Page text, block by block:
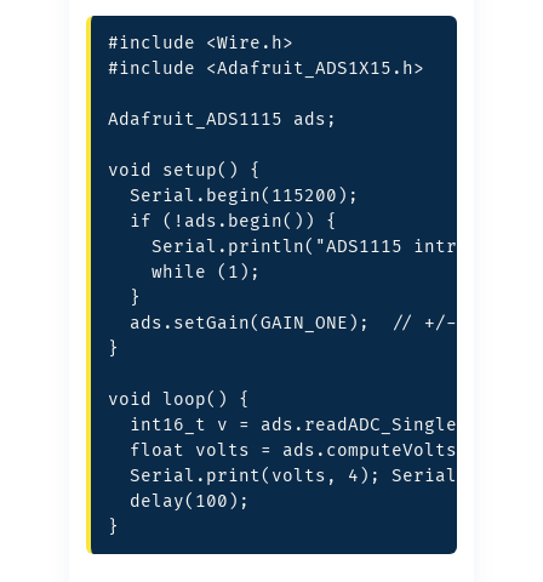
#include <Wire.h>
#include <Adafruit_ADS1X15.h>
Adafruit_ADS1115 ads;
void setup() {
  Serial.begin(115200);
  if (!ads.begin()) {
Serial.println("ADS1115
    while (1);
  }
ads.setGain(GAIN_ONE);  // +/-4.096V,
}
void loop() {
int16_t v =
  float volts = ads.computeVolts(v);
Serial.print(volts, 4);
  delay(100);
}